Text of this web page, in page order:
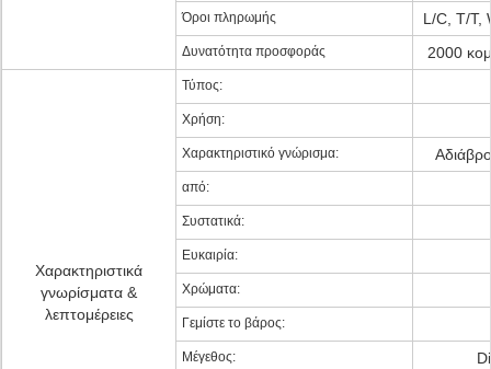
Όροι πληρωμής L/C, T/T,
Δυνατότητα προσφοράς 2000
Χαρακτηριστικά
γνωρίσματα &
λεπτομέρειες
Τύπος:
Χρήση:
Χαρακτηριστικό γνώρισμα:
από:
Συστατικά:
Ευκαιρία:
Χρώματα:
Γεμίστε το βάρος:
Μέγεθος: